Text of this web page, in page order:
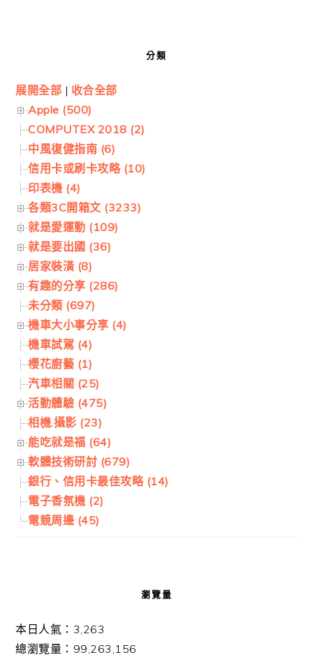
分類
展開全部 | 收合全部
Apple (500)
COMPUTEX 2018 (2)
中風復健指南 (6)
信用卡或刷卡攻略 (10)
印表機 (4)
各類3C開箱文 (3233)
就是愛運動 (109)
就是要出國 (36)
居家裝潢 (8)
有趣的分享 (286)
未分類 (697)
機車大小事分享 (4)
機車試駕 (4)
櫻花廚藝 (1)
汽車相關 (25)
活動體驗 (475)
相機.攝影 (23)
能吃就是福 (64)
軟體技術研討 (679)
銀行、信用卡最佳攻略 (14)
電子香氛機 (2)
電競周邊 (45)
瀏覽量
本日人氣：3,263
總瀏覽量：99,263,156